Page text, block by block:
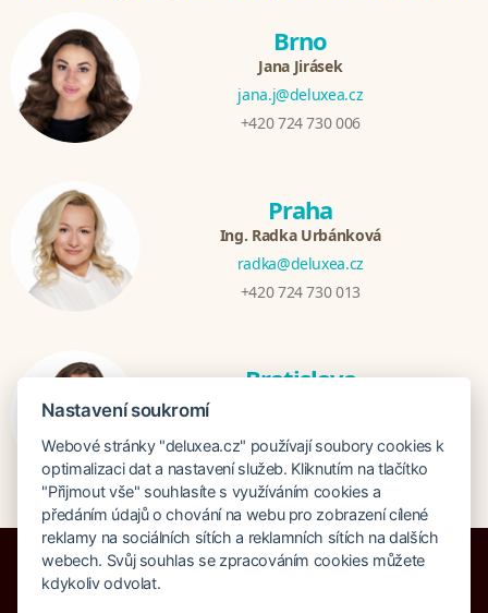
Brno
Jana Jirásek
jana.j@deluxea.cz
+420 724 730 006
Praha
Ing. Radka Urbánková
radka@deluxea.cz
+420 724 730 013
Bratislava
+421 948 759 074
Nastavení soukromí
Webové stránky "deluxea.cz" používají soubory cookies k
optimalizaci dat a nastavení služeb. Kliknutím na tlačítko
"Přijmout vše" souhlasíte s využíváním cookies a
předáním údajů o chování na webu pro zobrazení cílené
reklamy na sociálních sítích a reklamních sítích na dalších
webech. Svůj souhlas se zpracováním cookies můžete
kdykoliv odvolat.